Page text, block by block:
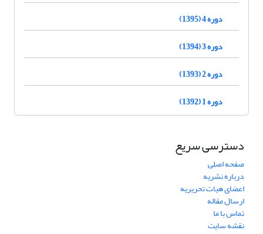
دوره 4 (1395)
دوره 3 (1394)
دوره 2 (1393)
دوره 1 (1392)
دسترسی سریع
صفحه اصلی
درباره نشریه
اعضای هیات تحریریه
ارسال مقاله
تماس با ما
نقشه سایت